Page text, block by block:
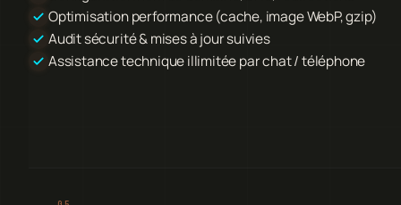
Optimisation performance (cache, image WebP, gzip)
Audit sécurité & mises à jour suivies
Assistance technique illimitée par chat / téléphone